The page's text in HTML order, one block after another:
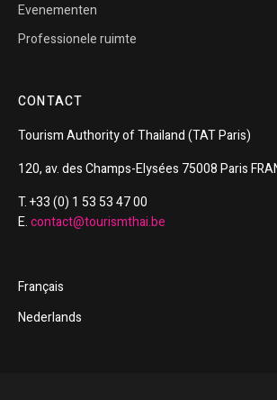
Evenementen
Professionele ruimte
CONTACT
TourismAuthority ofThailand(TAT Paris)
120, av. des Champs-Elysées 75008 Paris
T. +33 (0) 1 53 53 47 00
E.contact@tourismthai.be
Français
Nederlands